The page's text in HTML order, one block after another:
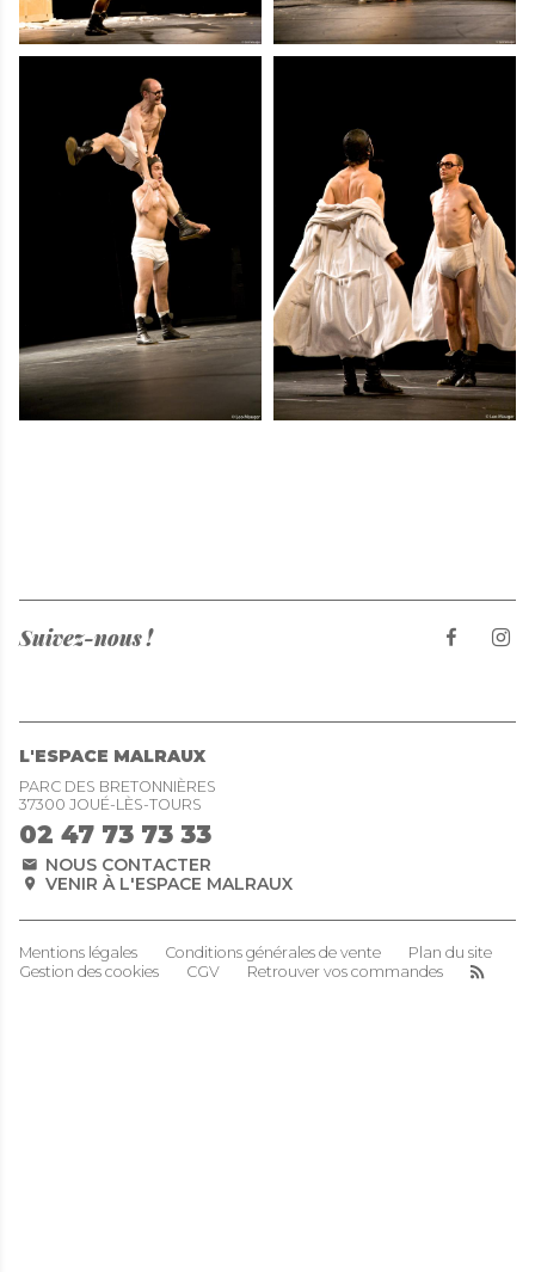
Suivez-nous !
L'ESPACE MALRAUX
PARC DES BRETONNIÈRES
37300 JOUÉ-LÈS-TOURS
02 47 73 73 33
NOUS CONTACTER
VENIR À L'ESPACE MALRAUX
Mentions légales Conditions générales de vente
Plan du site
Gestion des cookies
CGV Retrouver vos commandes